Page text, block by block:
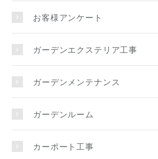
お客様アンケート
ガーデンエクステリア工事
ガーデンメンテナンス
ガーデンルーム
カーポート工事